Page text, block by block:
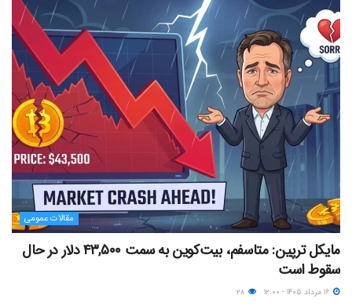
مقالات عمومی
مایکل ترپین: متاسفم، بیت‌کوین به سمت ۴۳,۵۰۰ دلار در حال
سقوط است